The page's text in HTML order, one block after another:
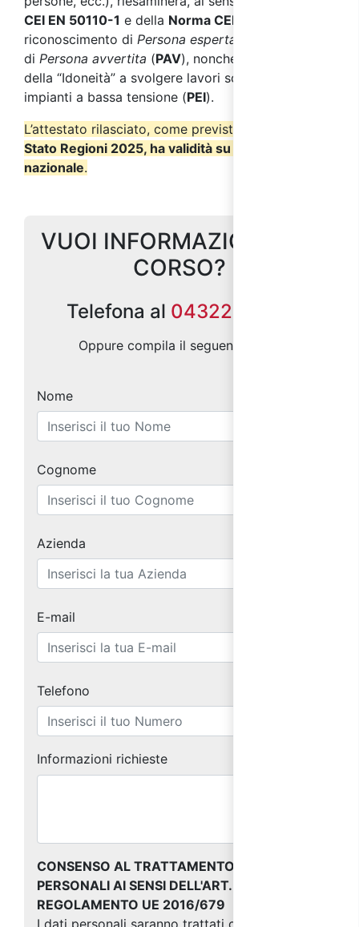
CEI EN 50110-1 e della Norma CEI 11-27
riconoscimento di Persona esperta
di Persona avvertita (PAV), nonché l’attestazione
della “Idoneità” a svolgere lavori sotto tensione su
impianti a bassa tensione (PEI).
L’attestato rilasciato, come previsto dall’
Stato Regioni 2025, ha validità su tutto il territorio
nazionale.
VUOI INFORMAZIONI SUL
CORSO?
Telefona al 0432299686
Oppure compila il seguente form:
Nome
Cognome
Azienda
E-mail
Telefono
Informazioni richieste
CONSENSO AL TRATTAMENTO DEI DATI
PERSONALI AI SENSI DELL'ART. 13 DEL
REGOLAMENTO UE 2016/679